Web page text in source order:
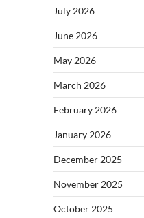
July 2026
June 2026
May 2026
March 2026
February 2026
January 2026
December 2025
November 2025
October 2025